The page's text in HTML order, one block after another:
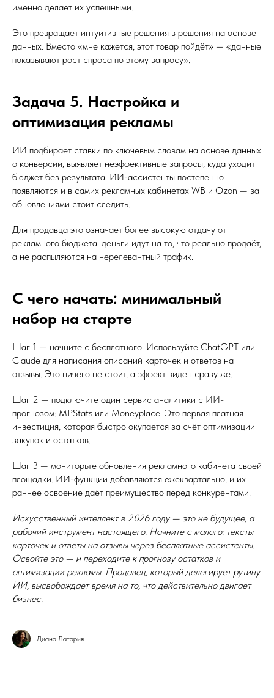
именно делает их успешными.
Это превращает интуитивные решения в решения на основе
данных. Вместо «мне кажется, этот товар пойдёт» — «данные
показывают рост спроса по этому запросу».
Задача 5. Настройка и
оптимизация рекламы
ИИ подбирает ставки по ключевым словам на основе данных
о конверсии, выявляет неэффективные запросы, куда уходит
бюджет без результата. ИИ-ассистенты постепенно
появляются и в самих рекламных кабинетах WB и Ozon — за
обновлениями стоит следить.
Для продавца это означает более высокую отдачу от
рекламного бюджета: деньги идут на то, что реально продаёт,
а не распыляются на нерелевантный трафик.
С чего начать: минимальный
набор на старте
Шаг 1 — начните с бесплатного. Используйте ChatGPT или
Claude для написания описаний карточек и ответов на
отзывы. Это ничего не стоит, а эффект виден сразу же.
Шаг 2 — подключите один сервис аналитики с ИИ-
прогнозом: MPStats или Moneyplace. Это первая платная
инвестиция, которая быстро окупается за счёт оптимизации
закупок и остатков.
Шаг 3 — мониторьте обновления рекламного кабинета своей
площадки. ИИ-функции добавляются ежеквартально, и их
раннее освоение даёт преимущество перед конкурентами.
Искусственный интеллект в 2026 году — это не будущее, а
рабочий инструмент настоящего. Начните с малого: тексты
карточек и ответы на отзывы через бесплатные ассистенты.
Освойте это — и переходите к прогнозу остатков и
оптимизации рекламы. Продавец, который делегирует рутину
ИИ, высвобождает время на то, что действительно двигает
бизнес.
Диана Латария